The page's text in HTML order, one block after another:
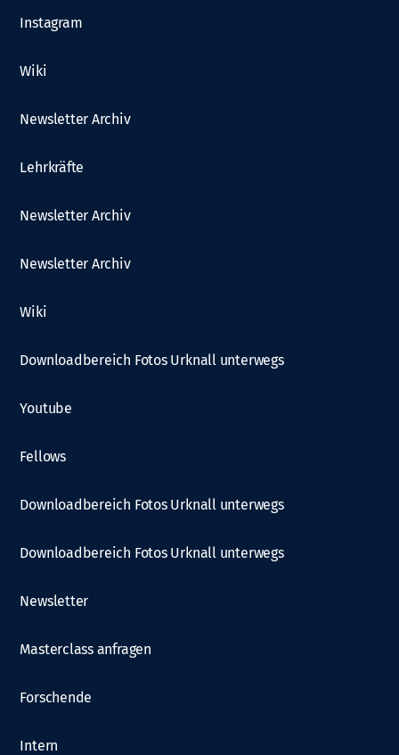
Instagram
Wiki
Newsletter Archiv
Lehrkräfte
Newsletter Archiv
Newsletter Archiv
Wiki
Downloadbereich Fotos Urknall unterwegs
Youtube
Fellows
Downloadbereich Fotos Urknall unterwegs
Downloadbereich Fotos Urknall unterwegs
Newsletter
Masterclass anfragen
Forschende
Intern